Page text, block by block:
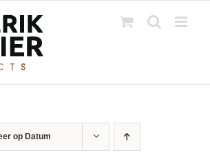
op Datum